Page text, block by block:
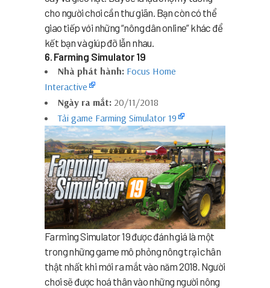
cho người chơi cần thư giãn. Bạn còn có thể
giao tiếp với những “nông dân online” khác để
kết bạn và giúp đỡ lẫn nhau.
6. Farming Simulator 19
Nhà phát hành: Focus Home
Interactive
Ngày ra mắt: 20/11/2018
Tải game Farming Simulator 19
Farming Simulator 19 được đánh giá là một
trong những game mô phỏng nông trại chân
thật nhất khi mới ra mắt vào năm 2018. Người
chơi sẽ được hoá thân vào những người nông